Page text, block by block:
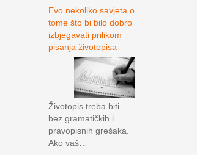
Evo nekoliko savjeta o
tome što bi bilo dobro
izbjegavati prilikom
pisanja životopisa
Životopis treba biti
bez gramatičkih i
pravopisnih grešaka.
Ako vaš…